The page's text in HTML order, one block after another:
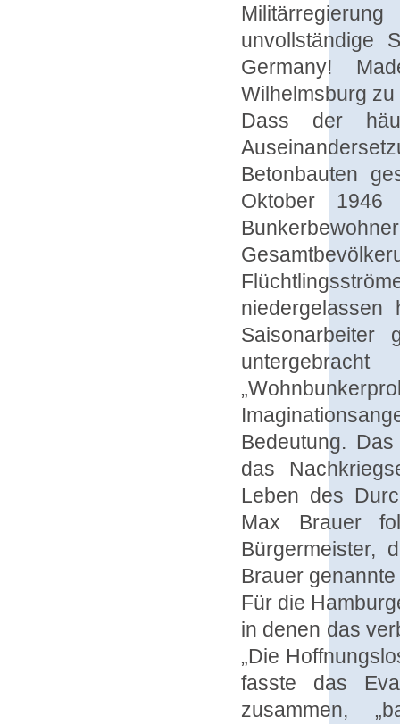
unvollständige
Germany!
Wilhelmsburg zu
Dass der
Betonbauten
Oktober
niedergelassen
Saisonarbeiter
Bedeutung.
das
Leben des
Max Brauer
Bürgermeister,
Brauer
Für die
in denen das
„Die
fasste das
zusammen,